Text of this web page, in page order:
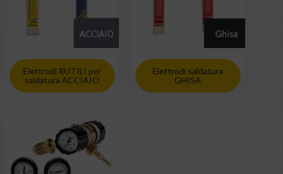
Elettrodi RUTILI per
saldatura ACCIAIO
Elettrodi saldatura
GHISA